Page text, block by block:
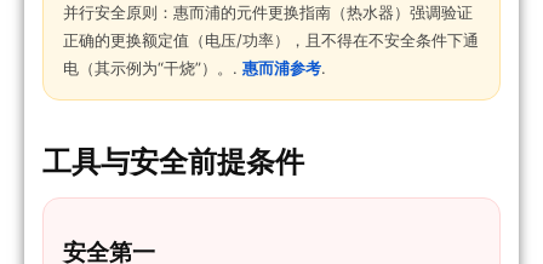
并行安全原则：惠而浦的元件更换指南（热水器）强调验证
正确的更换额定值（电压/功率），且不得在不安全条件下通
电（其示例为“干烧”）。. 惠而浦参考.
工具与安全前提条件
安全第一